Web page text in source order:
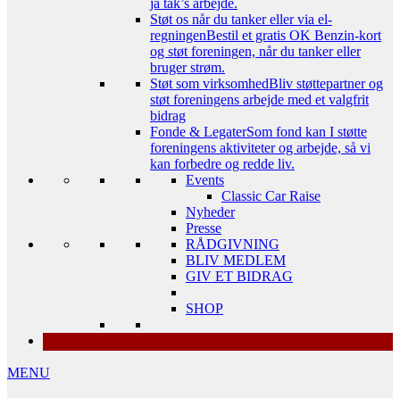
ja tak’s arbejde.
Støt os når du tanker eller via el-
regningenBestil et gratis OK Benzin-kort
og støt foreningen, når du tanker eller
bruger strøm.
Støt som virksomhedBliv støttepartner og
støt foreningens arbejde med et valgfrit
bidrag
Fonde & LegaterSom fond kan I støtte
foreningens aktiviteter og arbejde, så vi
kan forbedre og redde liv.
Events
Classic Car Raise
Nyheder
Presse
RÅDGIVNING
BLIV MEDLEM
GIV ET BIDRAG
SHOP
MENU